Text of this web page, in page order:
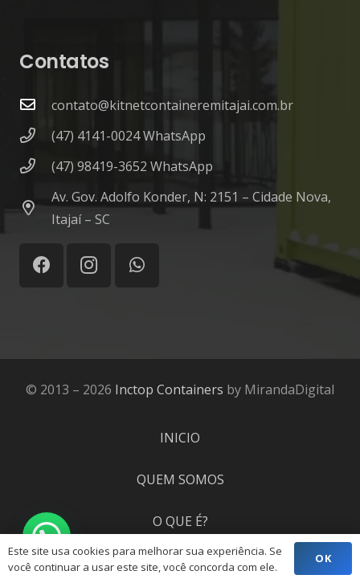
Contatos
contato@kitnetcontaineremitajai.com.br
(47) 4141-0024 WhatsApp
(47) 98419-3652 WhatsApp
Av. Gov. Adolfo Konder, N: 2151 – Cidade Nova,
Itajaí – SC
© 2013 – 2026 Inctop Containers by MirandaDigital
INICIO
QUEM SOMOS
O QUE É?
PROJETOS
Este site usa cookies para melhorar sua experiência. Se
você continuar a usar este site, você concorda com ele.
OK